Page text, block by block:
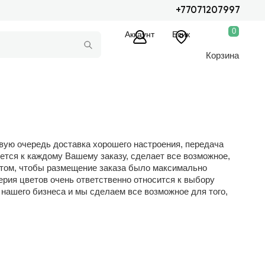
+77071207997
Аккаунт Есик 0
Корзина
очередь доставка хорошего настроения, передача
к каждому Вашему заказу, сделает все возможное,
чтобы размещение заказа было максимально
цветов очень ответственно относится к выбору
бизнеса и мы сделаем все возможное для того,